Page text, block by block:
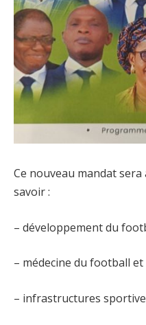
Ce nouveau mandat
savoir :
– développement du
– médecine du football
– infrastructures